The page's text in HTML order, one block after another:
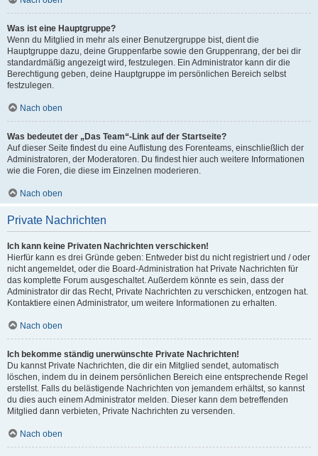
Was ist eine Hauptgruppe?
Wenn du Mitglied in mehr als einer Benutzergruppe bist, dient die
Hauptgruppe dazu, deine Gruppenfarbe sowie den Gruppenrang, der bei dir
standardmäßig angezeigt wird, festzulegen. Ein Administrator kann dir die
Berechtigung geben, deine Hauptgruppe im persönlichen Bereich selbst
festzulegen.
Nach oben
Was bedeutet der „Das Team“-Link auf der Startseite?
Auf dieser Seite findest du eine Auflistung des Forenteams, einschließlich der
Administratoren, der Moderatoren. Du findest hier auch weitere Informationen
wie die Foren, die diese im Einzelnen moderieren.
Nach oben
Private Nachrichten
Ich kann keine Privaten Nachrichten verschicken!
Hierfür kann es drei Gründe geben: Entweder bist du nicht registriert und / oder
nicht angemeldet, oder die Board-Administration hat Private Nachrichten für
das komplette Forum ausgeschaltet. Außerdem könnte es sein, dass der
Administrator dir das Recht, Private Nachrichten zu verschicken, entzogen hat.
Kontaktiere einen Administrator, um weitere Informationen zu erhalten.
Nach oben
Ich bekomme ständig unerwünschte Private Nachrichten!
Du kannst Private Nachrichten, die dir ein Mitglied sendet, automatisch
löschen, indem du in deinem persönlichen Bereich eine entsprechende Regel
erstellst. Falls du belästigende Nachrichten von jemandem erhältst, so kannst
du dies auch einem Administrator melden. Dieser kann dem betreffenden
Mitglied dann verbieten, Private Nachrichten zu versenden.
Nach oben